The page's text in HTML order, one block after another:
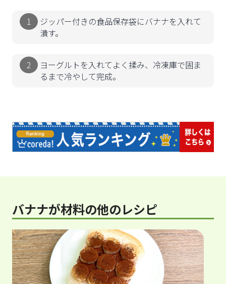
ジッパー付きの食品保存袋にバナナを入れて
潰す。
ヨーグルトを入れてよく揉み、冷凍庫で固ま
るまで冷やして完成。
バナナが材料の他のレシピ